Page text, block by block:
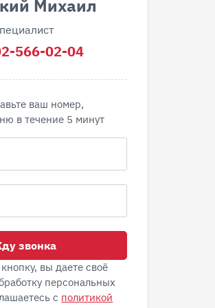
Михаил
566-02-04
ваш номер,
в течение 5 минут
звонка
вы даете своё
персональных
с политикой